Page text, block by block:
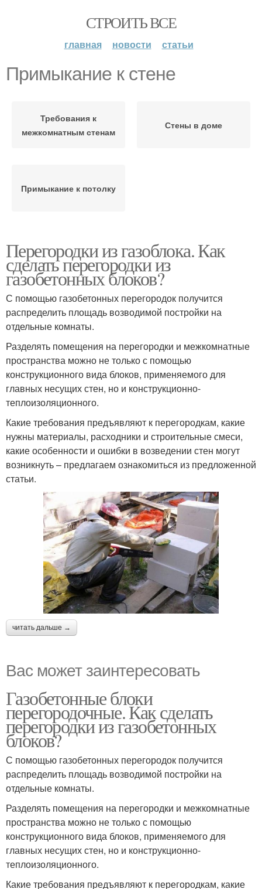
СТРОИТЬ ВСЕ
главная новости статьи
Примыкание к стене
Требования к
межкомнатным стенам
Стены в доме
Примыкание к потолку
Перегородки из газоблока. Как
сделать перегородки из
газобетонных блоков?
С помощью газобетонных перегородок получится
распределить площадь возводимой постройки на
отдельные комнаты.
Разделять помещения на перегородки и межкомнатные
пространства можно не только с помощью
конструкционного вида блоков, применяемого для
главных несущих стен, но и конструкционно-
теплоизоляционного.
Какие требования предъявляют к перегородкам, какие
нужны материалы, расходники и строительные смеси,
какие особенности и ошибки в возведении стен могут
возникнуть – предлагаем ознакомиться из предложенной
статьи.
читать дальше →
Вас может заинтересовать
Газобетонные блоки
перегородочные. Как сделать
перегородки из газобетонных
блоков?
С помощью газобетонных перегородок получится
распределить площадь возводимой постройки на
отдельные комнаты.
Разделять помещения на перегородки и межкомнатные
пространства можно не только с помощью
конструкционного вида блоков, применяемого для
главных несущих стен, но и конструкционно-
теплоизоляционного.
Какие требования предъявляют к перегородкам, какие